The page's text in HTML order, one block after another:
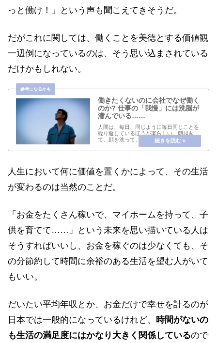
っと働け！」という声も聞こえてきそうだ。
だがこれに関しては、働くことを美徳とする価値観
一辺倒になっているのは、そう思い込まされている
だけかもしれない。
働きたくないのに会社でなぜ働く
のか? 仕事の「我慢」には洗脳が
潜んでいる……
人間は、毎日、同じように毎日同じことを
繰り返しているほうが楽らしい。朝起き
て、顔を洗って、食事を食べて、準備をし
て、会社に行って、仕事をして……という
ルーティンを毎日繰り返しているのがほと
人生において何に価値を置くかによって、その生活
が変わるのは当然のことだ。
「お金をたくさん稼いで、マイホームを持って、子
供を育てて……」という未来を思い描いている人は
そうすればいいし、お金を稼ぐのは少なくても、そ
の分節約して時間に余裕のある生活を望む人がいて
もいい。
だいたい平均年収とか、お金だけで幸せを計るのが
日本では一般的になっているけれど、
時間がないの
も生活の満足度にはかなり大きく関係しているので